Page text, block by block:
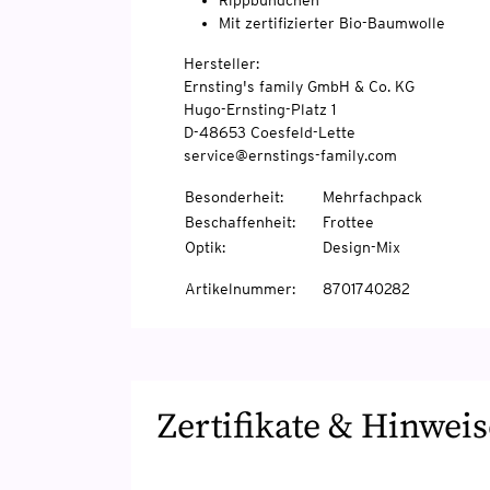
Mit zertifizierter Bio-Baumwolle
Hersteller:
Ernsting's family GmbH & Co. KG
Hugo-Ernsting-Platz 1
D-48653 Coesfeld-Lette
service@ernstings-family.com
Besonderheit:
Mehrfachpack
Beschaffenheit:
Frottee
Optik: Design-Mix
Artikelnummer: 8701740282
Zertifikate &